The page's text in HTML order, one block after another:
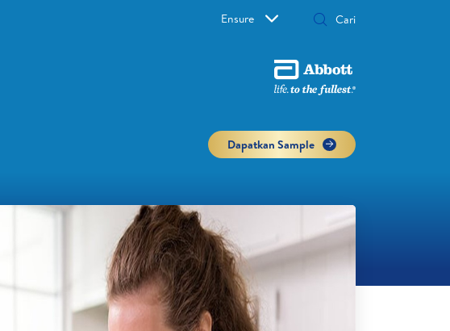
Ensure
Dapatkan Sample